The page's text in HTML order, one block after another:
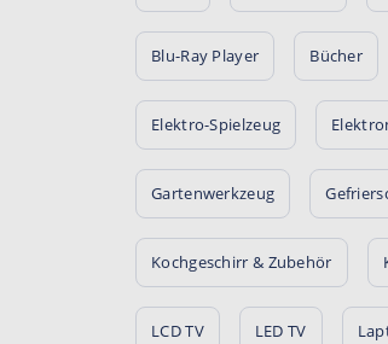
Blu-Ray Player Bücher
Elektro-Spielzeug
Gartenwerkzeug
Kochgeschirr & Zubehör
LCD TV LED TV